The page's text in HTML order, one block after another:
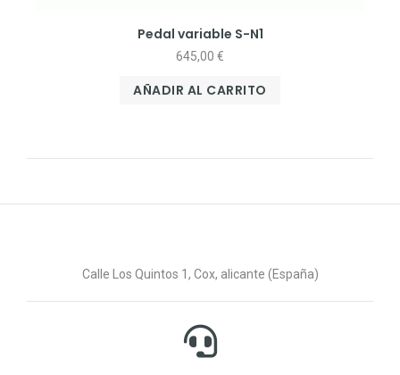
Pedal variable S-N1
645,00 €
AÑADIR AL CARRITO
Calle Los Quintos 1, Cox, alicante (España)